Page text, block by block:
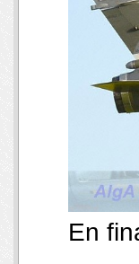
En